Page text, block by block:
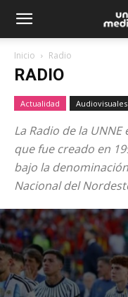
Inicio Radio
RADIO
Actualidad Audiovisuales
La Radio de la
que fue creado en
bajo la
Nacional del